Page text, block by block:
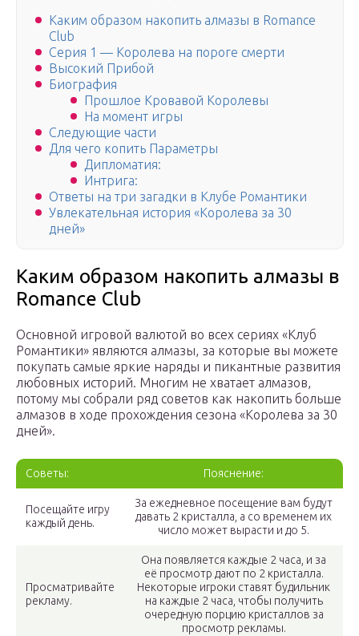
Каким образом накопить алмазы в Romance
Club
Серия 1 — Королева на пороге смерти
Высокий Прибой
Биография
Прошлое Кровавой Королевы
На момент игры
Следующие части
Для чего копить Параметры
Дипломатия:
Интрига:
Ответы на три загадки в Клубе Романтики
Увлекательная история «Королева за 30
дней»
Каким образом накопить алмазы в
Romance Club
Основной игровой валютой во всех сериях «Клуб
Романтики» являются алмазы, за которые вы можете
покупать самые яркие наряды и пикантные развития
любовных историй. Многим не хватает алмазов,
потому мы собрали ряд советов как накопить больше
алмазов в ходе прохождения сезона «Королева за 30
дней».
Советы: Пояснение:
Посещайте игру
каждый день.
За ежедневное посещение вам будут
давать 2 кристалла, а со временем их
число может вырасти и до 5.
Просматривайте
рекламу.
Она появляется каждые 2 часа, и за
её просмотр дают по 2 кристалла.
Некоторые игроки ставят будильник
на каждые 2 часа, чтобы получить
очередную порцию кристаллов за
просмотр рекламы.